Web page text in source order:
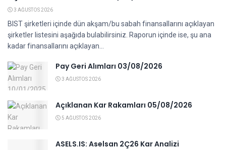
3 AĞUSTOS 2026
BIST şirketleri içinde dün akşam/bu sabah finansallarını açıklayan
şirketler listesini aşağıda bulabilirsiniz. Raporun içinde ise, şu ana
kadar finansallarını açıklayan...
Pay Geri Alımları 03/08/2026
3 AĞUSTOS 2026
Açıklanan Kar Rakamları 05/08/2026
5 AĞUSTOS 2026
ASELS.IS: Aselsan 2Ç26 Kar Analizi